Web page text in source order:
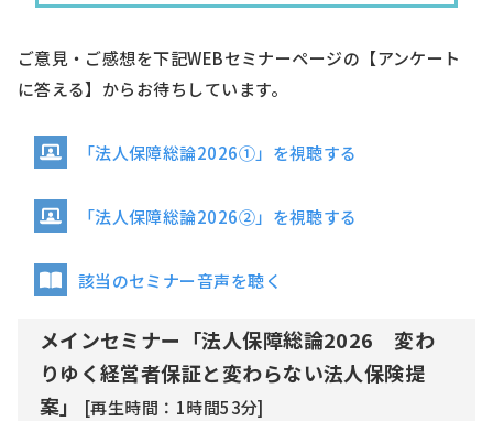
ご意見・ご感想を下記WEBセミナーページの【アンケート
に答える】からお待ちしています。
「法人保障総論2026①」を視聴する
「法人保障総論2026②」を視聴する
該当のセミナー音声を聴く
メインセミナー「法人保障総論2026 変わ
りゆく経営者保証と変わらない法人保険提
案」
[再生時間：1時間53分]